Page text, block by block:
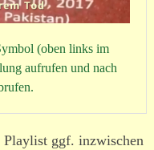
(oben links im
aufrufen und nach
ggf. inzwischen